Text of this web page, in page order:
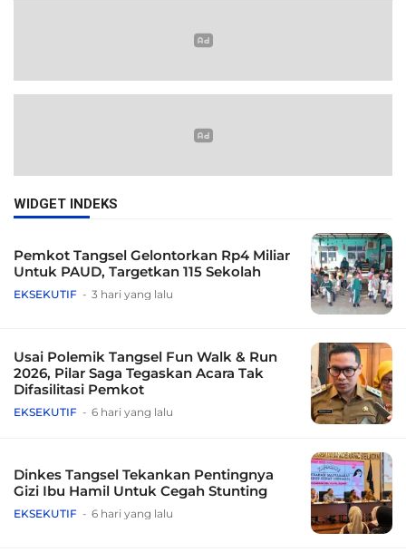
WIDGET INDEKS
Pemkot Tangsel Gelontorkan Rp4 Miliar
Untuk PAUD, Targetkan 115 Sekolah
EKSEKUTIF 3 hari yang lalu
Usai Polemik Tangsel Fun Walk & Run
2026, Pilar Saga Tegaskan Acara Tak
Difasilitasi Pemkot
EKSEKUTIF 6 hari yang lalu
Dinkes Tangsel Tekankan Pentingnya
Gizi Ibu Hamil Untuk Cegah Stunting
EKSEKUTIF 6 hari yang lalu